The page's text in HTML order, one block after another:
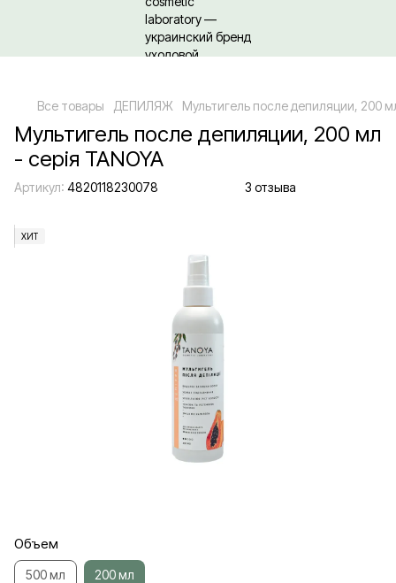
Все товары ДЕПИЛЯЖ Мультигель после депиляции, 200
Мультигель после депиляции, 200 мл
- серія TANOYA
Артикул: 4820118230078 3 отзыва
ХИТ
Объем
500 мл 200 мл